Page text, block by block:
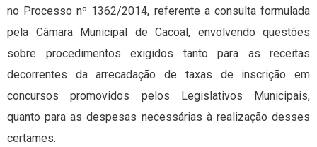
no Processo nº 1362/2014, referente a consulta formulada
pela Câmara Municipal de Cacoal, envolvendo questões
sobre procedimentos exigidos tanto para as receitas
decorrentes da arrecadação de taxas de inscrição em
concursos promovidos pelos Legislativos Municipais,
quanto para as despesas necessárias à realização desses
certames.